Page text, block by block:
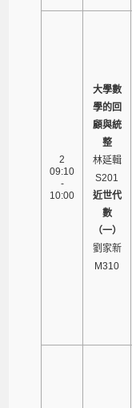
2
09:10
-
10:00
大學數
學的回
顧與統
整
林延輯
S201
近世代
數
（一）
劉家新
M310